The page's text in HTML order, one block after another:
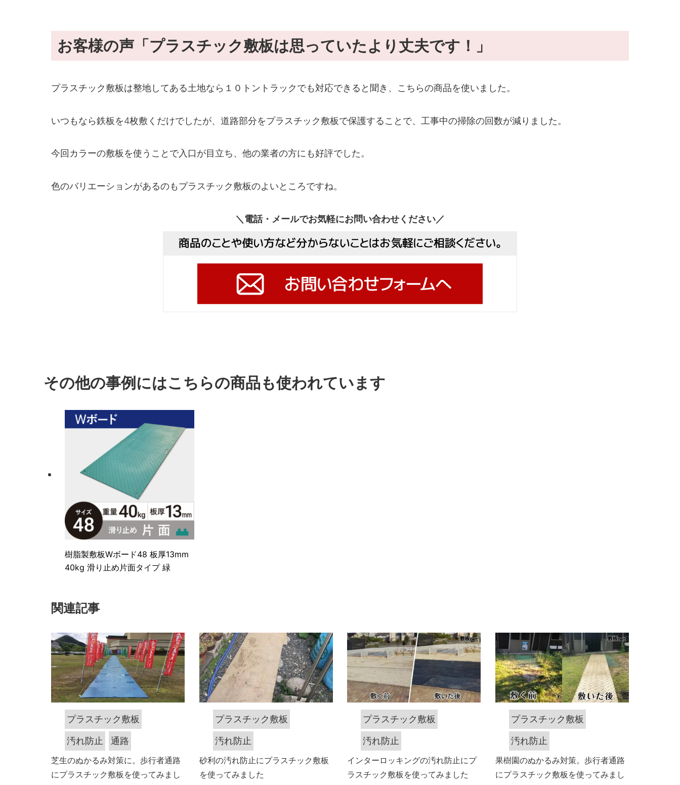
お客様の声「プラスチック敷板は思っていたより丈夫です！」
プラスチック敷板は整地してある土地なら１０トントラックでも対応できると聞き、こちらの商品を使いました。
いつもなら鉄板を4枚敷くだけでしたが、道路部分をプラスチック敷板で保護することで、工事中の掃除の回数が減りました。
今回カラーの敷板を使うことで入口が目立ち、他の業者の方にも好評でした。
色のバリエーションがあるのもプラスチック敷板のよいところですね。
＼電話・メールでお気軽にお問い合わせください／
その他の事例にはこちらの商品も使われています
樹脂製敷板Wボード48 板厚13mm
40kg 滑り止め片面タイプ 緑
関連記事
プラスチック敷板
汚れ防止 通路
芝生のぬかるみ対策に。歩行者通路
にプラスチック敷板を使ってみまし
プラスチック敷板
汚れ防止
砂利の汚れ防止にプラスチック敷板
を使ってみました
プラスチック敷板
汚れ防止
インターロッキングの汚れ防止にプ
ラスチック敷板を使ってみました
プラスチック敷板
汚れ防止
果樹園のぬかるみ対策。歩行者通路
にプラスチック敷板を使ってみまし